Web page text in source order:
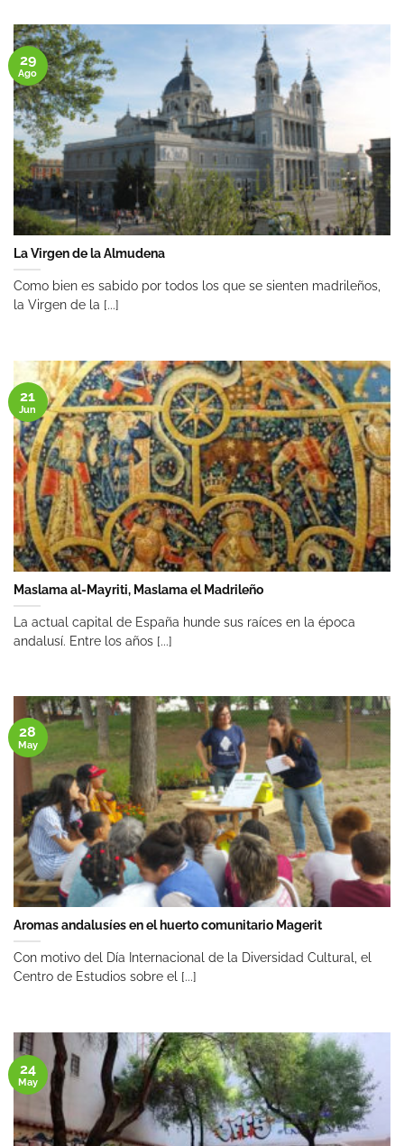
La Virgen de la Almudena
Como bien es sabido por todos los que se sienten madrileños,
la Virgen de la [...]
29
Ago
Maslama al-Mayriti, Maslama el Madrileño
La actual capital de España hunde sus raíces en la época
andalusí. Entre los años [...]
21
Jun
Aromas andalusíes en el huerto comunitario Magerit
Con motivo del Día Internacional de la Diversidad Cultural, el
Centro de Estudios sobre el [...]
28
May
24
May